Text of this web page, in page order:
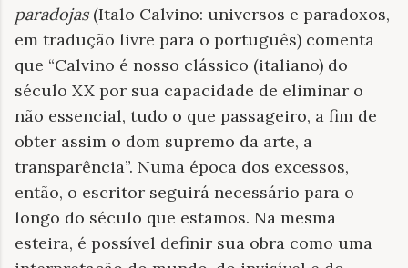
paradojas(Italo Calvino: universos e paradoxos,
em tradução livre para o português) comenta
que “Calvino é nosso clássico (italiano) do
século XX por sua capacidade de eliminar o
não essencial, tudo o que passageiro, a fim de
obter assim o dom supremo da arte, a
transparência”. Numa época dos excessos,
então, o escritor seguirá necessário para o
longo do século que estamos. Na mesma
esteira, é possível definir sua obra como uma